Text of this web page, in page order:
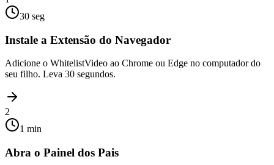
30 seg
Instale a Extensão do Navegador
Adicione o WhitelistVideo ao Chrome ou Edge no computador do
seu filho. Leva 30 segundos.
2
1 min
Abra o Painel dos Pais